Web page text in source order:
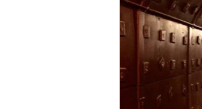
Culture russe